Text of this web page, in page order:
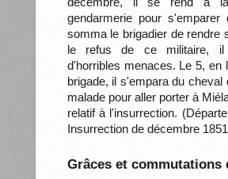
gendarmerie pour s'emparer
somma le brigadier de rendre
le refus de ce militaire, il
d'horribles menaces. Le 5, en
brigade, il s'empara du cheval
malade pour aller porter à
relatif à l'insurrection.
Insurrection de décembre
Grâces et commutations